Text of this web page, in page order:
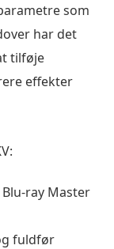
som
har det
tilføje
effekter
ray Master
fuldfør